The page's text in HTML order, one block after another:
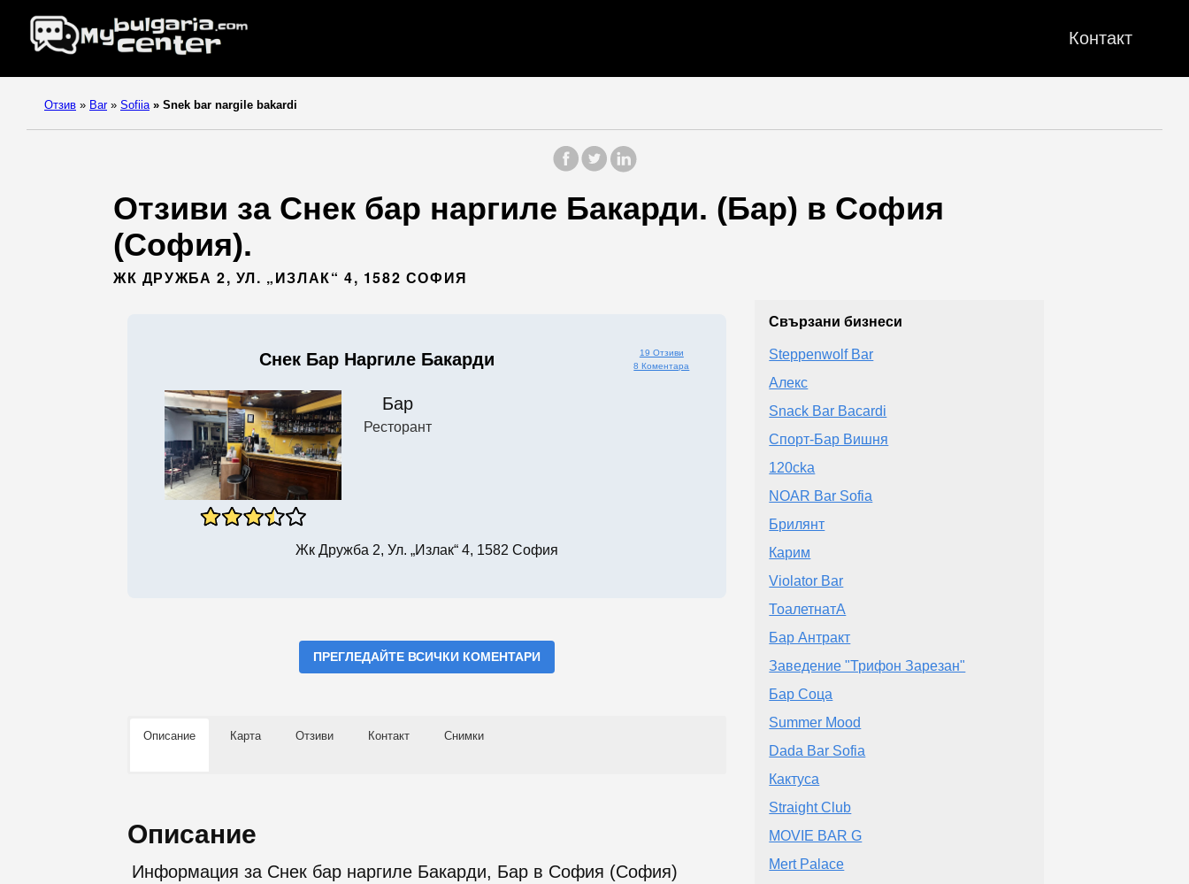
Контакт
Отзив » Bar » Sofiia » Snek bar nargile bakardi
Отзиви за Снек бар наргиле Бакарди. (Бар) в София
(София).
ЖК ДРУЖБА 2, УЛ. „ИЗЛАК“ 4, 1582 СОФИЯ
Снек Бар Наргиле Бакарди
19 Отзиви
8 Коментара
Бар
Ресторант
Жк Дружба 2, Ул. „Излак“ 4, 1582 София
ПРЕГЛЕДАЙТЕ ВСИЧКИ КОМЕНТАРИ
Описание Карта Отзиви Контакт Снимки
Описание
Информация за Снек бар наргиле Бакарди, Бар в София (София)
Свързани бизнеси
Steppenwolf Bar
Алекс
Snack Bar Bacardi
Спорт-Бар Вишня
120cka
NOAR Bar Sofia
Брилянт
Карим
Violator Bar
ТоалетнатА
Бар Антракт
Заведение "Трифон Зарезан"
Бар Соца
Summer Mood
Dada Bar Sofia
Кактуса
Straight Club
MOVIE BAR G
Mert Palace